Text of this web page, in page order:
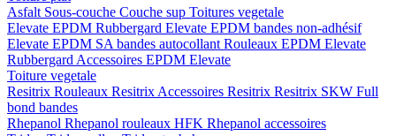
Asfalt Sous-couche Couche sup Toitures vegetale
Elevate EPDM Rubbergard Elevate EPDM bandes non-adhésif
Elevate EPDM SA bandes autocollant Rouleaux EPDM Elevate
Rubbergard Accessoires EPDM Elevate
Toiture vegetale
Resitrix Rouleaux Resitrix Accessoires Resitrix Resitrix SKW Full
bond bandes
Rhepanol Rhepanol rouleaux HFK Rhepanol accessoires